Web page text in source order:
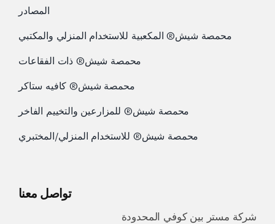
المصادر
محمصة شيش® المكعبية للاستخدام المنزلي والمكتبي
محمصة شيش® ذات الفقاعات
محمصة شيش® كافيه ستاكر
محمصة شيش® للمزارعين والتخييم الفاخر
محمصة شيش® للاستخدام المنزلي/المختبري
تواصل معنا
شركة مستر بين كوفي المحدودة